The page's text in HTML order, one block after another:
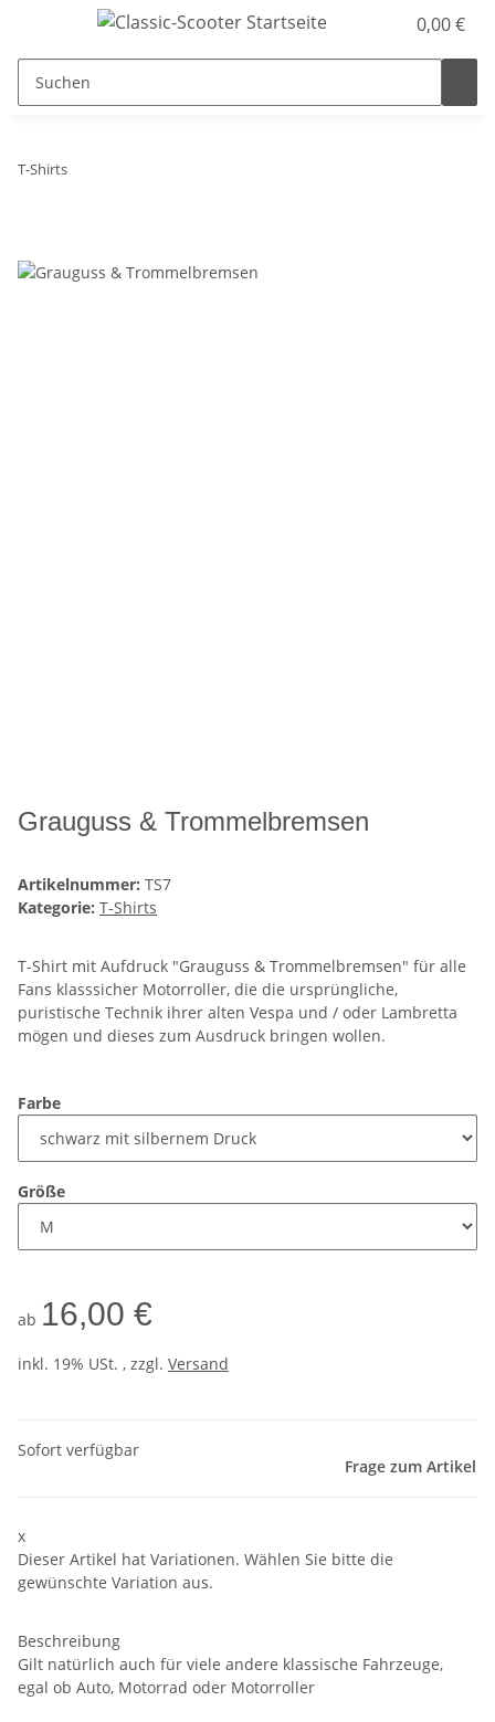
0,00 €
T-Shirts
Grauguss & Trommelbremsen
Artikelnummer: TS7
Kategorie: T-Shirts
T-Shirt mit Aufdruck "Grauguss & Trommelbremsen" für alle
Fans klasssicher Motorroller, die die ursprüngliche,
puristische Technik ihrer alten Vespa und / oder Lambretta
mögen und dieses zum Ausdruck bringen wollen.
Farbe
Größe
ab 16,00 €
inkl. 19% USt. , zzgl. Versand
Sofort verfügbar
Frage zum Artikel
x
Dieser Artikel hat Variationen. Wählen Sie bitte die
gewünschte Variation aus.
Beschreibung
Gilt natürlich auch für viele andere klassische Fahrzeuge,
egal ob Auto, Motorrad oder Motorroller